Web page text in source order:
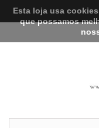
Esta loja usa
que possamos